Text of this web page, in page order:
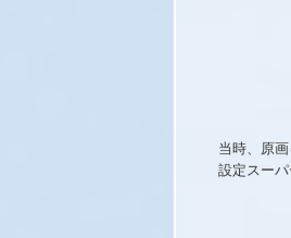
当時、原
設定スー